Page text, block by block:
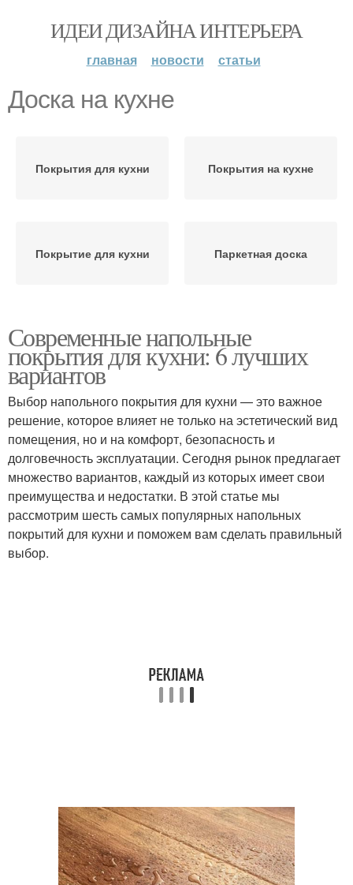
ИДЕИ ДИЗАЙНА ИНТЕРЬЕРА
главная новости статьи
Доска на кухне
Покрытия для кухни Покрытия на кухне
Покрытие для кухни Паркетная доска
Современные напольные
покрытия для кухни: 6 лучших
вариантов
Выбор напольного покрытия для кухни — это важное
решение, которое влияет не только на эстетический вид
помещения, но и на комфорт, безопасность и
долговечность эксплуатации. Сегодня рынок предлагает
множество вариантов, каждый из которых имеет свои
преимущества и недостатки. В этой статье мы
рассмотрим шесть самых популярных напольных
покрытий для кухни и поможем вам сделать правильный
выбор.